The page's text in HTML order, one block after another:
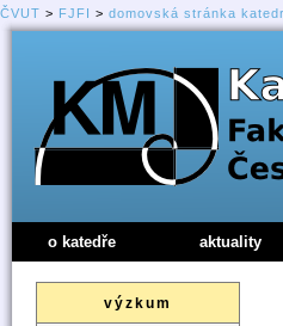
ČVUT > FJFI > domovská stránka
o katedře aktuality
výzkum